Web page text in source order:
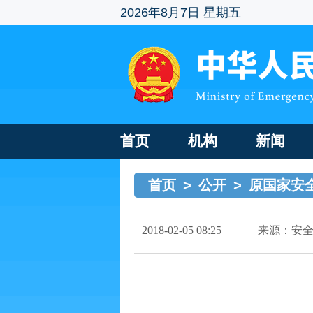
2026年8月7日 星期五
首页 机构 新闻
首页 > 公开 > 原国家安
2018-02-05 08:25 来源：安